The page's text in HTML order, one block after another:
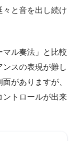
と音を出し続け
マル奏法」と比較
スの表現が難し
がありますが、
ントロールが出来